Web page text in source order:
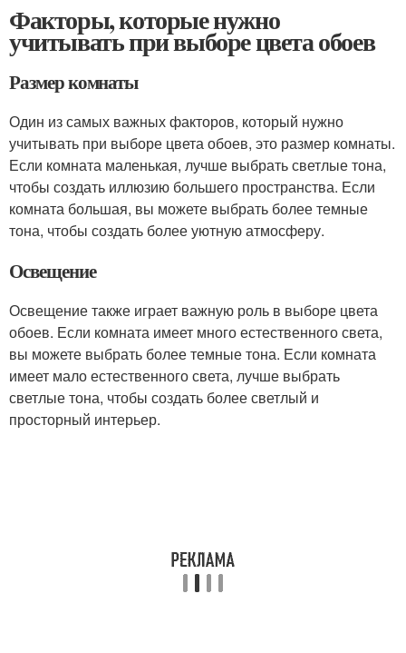
Факторы, которые нужно
учитывать при выборе цвета обоев
Размер комнаты
Один из самых важных факторов, который нужно
учитывать при выборе цвета обоев, это размер комнаты.
Если комната маленькая, лучше выбрать светлые тона,
чтобы создать иллюзию большего пространства. Если
комната большая, вы можете выбрать более темные
тона, чтобы создать более уютную атмосферу.
Освещение
Освещение также играет важную роль в выборе цвета
обоев. Если комната имеет много естественного света,
вы можете выбрать более темные тона. Если комната
имеет мало естественного света, лучше выбрать
светлые тона, чтобы создать более светлый и
просторный интерьер.